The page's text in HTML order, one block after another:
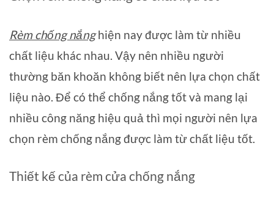
Rèm chống nắnghiện nay được làm từ nhiều
chất liệu khác nhau. Vậy nên nhiều người
thường băn khoăn không biết nên lựa chọn chất
liệu nào. Để có thể chống nắng tốt và mang lại
nhiều công năng hiệu quả thì mọi người nên lựa
chọn rèm chống nắng được làm từ chất liệu tốt.
Thiết kế của rèm cửa chống nắng